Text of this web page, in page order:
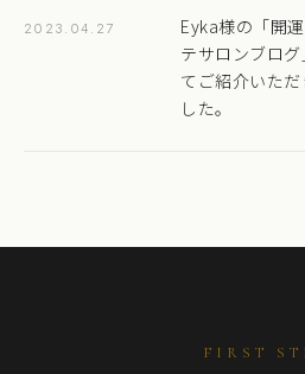
2023.04.27
Eyka様の「開
テサロンブログ
てご紹介いただ
した。
FIRST